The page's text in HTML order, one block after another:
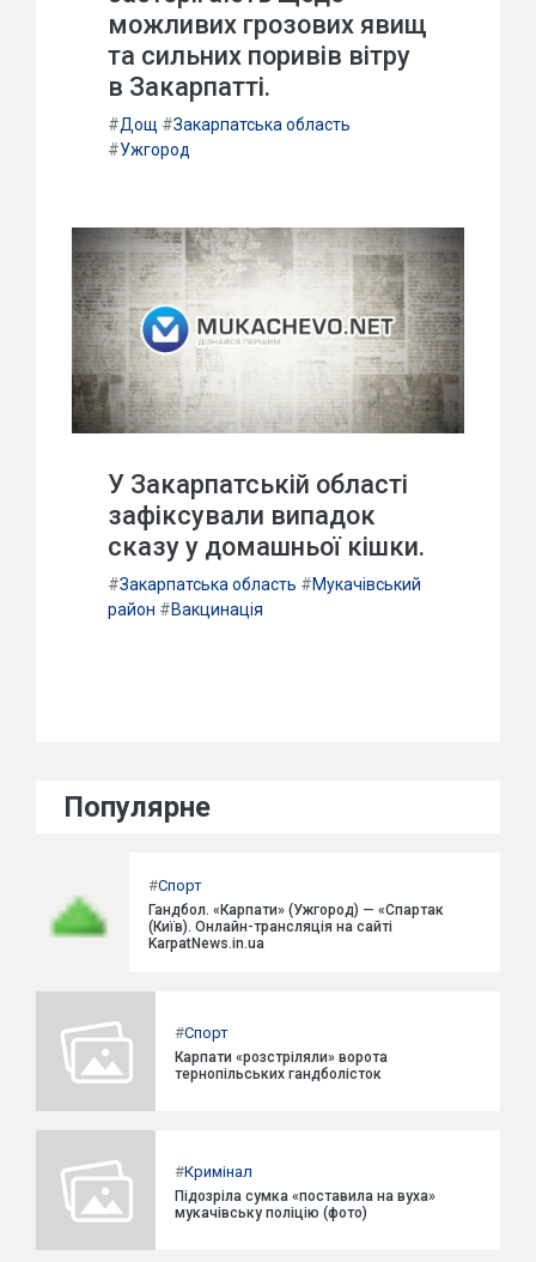
можливих грозових явищ
та сильних поривів вітру
в Закарпатті.
#Дощ #Закарпатська область
#Ужгород
У Закарпатській області
зафіксували випадок
сказу у домашньої кішки.
#Закарпатська область #Мукачівський
район #Вакцинація
Популярне
#Спорт
Гандбол. «Карпати» (Ужгород) — «Спартак
(Київ). Онлайн-трансляція на сайті
KarpatNews.in.ua
#Спорт
Карпати «розстріляли» ворота
тернопільських гандболісток
#Кримінал
Підозріла сумка «поставила на вуха»
мукачівську поліцію (фото)